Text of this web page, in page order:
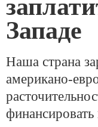
Западе
Наша страна
американо-